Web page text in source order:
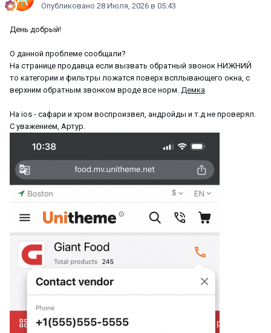
Опубликовано 28 Июля, 2026 в 05:43
День добрый!
О данной проблеме сообщали?
На странице продавца если вызвать обратный звонок НИЖНИЙ
то категории и фильтры ложатся поверх всплывающего окна, с
верхним обратным звонком вроде все норм. Демка
На ios - сафари и хром воспроизвел, андройды и т.д не проверял.
С уважением, Артур.